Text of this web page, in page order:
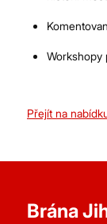
Workshopy
Přejít na
Brána